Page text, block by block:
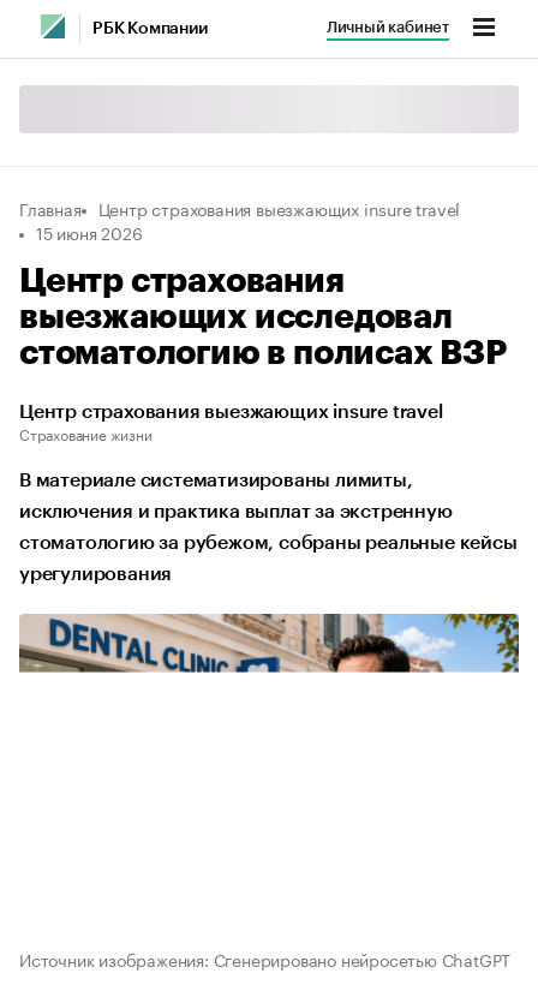
РБК Компании Личный кабинет
Главная
Центр страхования выезжающих insure travel
15 июня 2026
Центр страхования
выезжающих исследовал
стоматологию в полисах ВЗР
Центр страхования выезжающих insure travel
Страхование жизни
В материале систематизированы лимиты,
исключения и практика выплат за экстренную
стоматологию за рубежом, собраны реальные кейсы
урегулирования
Источник изображения: Сгенерировано нейросетью ChatGPT